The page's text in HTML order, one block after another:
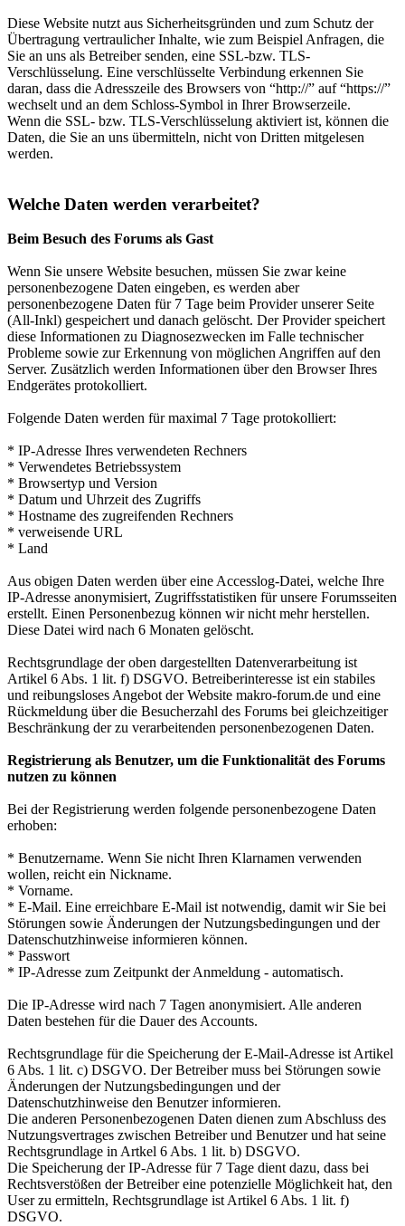
Diese Website nutzt aus Sicherheitsgründen und zum Schutz der
Übertragung vertraulicher Inhalte, wie zum Beispiel Anfragen, die
Sie an uns als Betreiber senden, eine SSL-bzw. TLS-
Verschlüsselung. Eine verschlüsselte Verbindung erkennen Sie
daran, dass die Adresszeile des Browsers von “http://” auf “https://”
wechselt und an dem Schloss-Symbol in Ihrer Browserzeile.
Wenn die SSL- bzw. TLS-Verschlüsselung aktiviert ist, können die
Daten, die Sie an uns übermitteln, nicht von Dritten mitgelesen
werden.
Welche Daten werden verarbeitet?
Beim Besuch des Forums als Gast
Wenn Sie unsere Website besuchen, müssen Sie zwar keine
personenbezogene Daten eingeben, es werden aber
personenbezogene Daten für 7 Tage beim Provider unserer Seite
(All-Inkl) gespeichert und danach gelöscht. Der Provider speichert
diese Informationen zu Diagnosezwecken im Falle technischer
Probleme sowie zur Erkennung von möglichen Angriffen auf den
Server. Zusätzlich werden Informationen über den Browser Ihres
Endgerätes protokolliert.
Folgende Daten werden für maximal 7 Tage protokolliert:
* IP-Adresse Ihres verwendeten Rechners
* Verwendetes Betriebssystem
* Browsertyp und Version
* Datum und Uhrzeit des Zugriffs
* Hostname des zugreifenden Rechners
* verweisende URL
* Land
Aus obigen Daten werden über eine Accesslog-Datei, welche Ihre
IP-Adresse anonymisiert, Zugriffsstatistiken für unsere Forumsseiten
erstellt. Einen Personenbezug können wir nicht mehr herstellen.
Diese Datei wird nach 6 Monaten gelöscht.
Rechtsgrundlage der oben dargestellten Datenverarbeitung ist
Artikel 6 Abs. 1 lit. f) DSGVO. Betreiberinteresse ist ein stabiles
und reibungsloses Angebot der Website makro-forum.de und eine
Rückmeldung über die Besucherzahl des Forums bei gleichzeitiger
Beschränkung der zu verarbeitenden personenbezogenen Daten.
Registrierung als Benutzer, um die Funktionalität des Forums
nutzen zu können
Bei der Registrierung werden folgende personenbezogene Daten
erhoben:
* Benutzername. Wenn Sie nicht Ihren Klarnamen verwenden
wollen, reicht ein Nickname.
* Vorname.
* E-Mail. Eine erreichbare E-Mail ist notwendig, damit wir Sie bei
Störungen sowie Änderungen der Nutzungsbedingungen und der
Datenschutzhinweise informieren können.
* Passwort
* IP-Adresse zum Zeitpunkt der Anmeldung - automatisch.
Die IP-Adresse wird nach 7 Tagen anonymisiert. Alle anderen
Daten bestehen für die Dauer des Accounts.
Rechtsgrundlage für die Speicherung der E-Mail-Adresse ist Artikel
6 Abs. 1 lit. c) DSGVO. Der Betreiber muss bei Störungen sowie
Änderungen der Nutzungsbedingungen und der
Datenschutzhinweise den Benutzer informieren.
Die anderen Personenbezogenen Daten dienen zum Abschluss des
Nutzungsvertrages zwischen Betreiber und Benutzer und hat seine
Rechtsgrundlage in Artkel 6 Abs. 1 lit. b) DSGVO.
Die Speicherung der IP-Adresse für 7 Tage dient dazu, dass bei
Rechtsverstößen der Betreiber eine potenzielle Möglichkeit hat, den
User zu ermitteln, Rechtsgrundlage ist Artikel 6 Abs. 1 lit. f)
DSGVO.